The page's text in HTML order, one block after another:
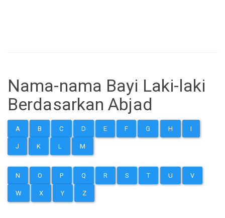
Nama-nama Bayi Laki-laki
Berdasarkan Abjad
A B C D E F G H I
J K L M
N O P Q R S T U V
W X Y Z